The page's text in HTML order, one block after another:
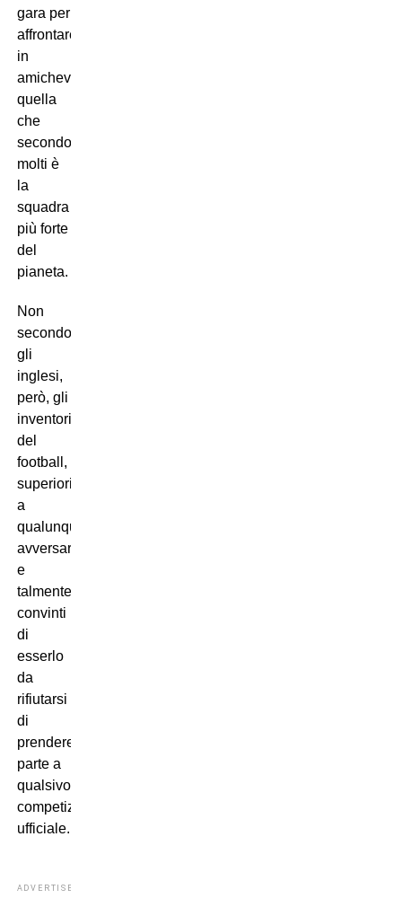
gara per
affrontare
in
amichevole
quella
che
secondo
molti è
la
squadra
più forte
del
pianeta.
Non
secondo
gli
inglesi,
però, gli
inventori
del
football,
superiori
a
qualunque
avversario
e
talmente
convinti
di
esserlo
da
rifiutarsi
di
prendere
parte a
qualsivoglia
competizione
ufficiale.
ADVERTISEMENT